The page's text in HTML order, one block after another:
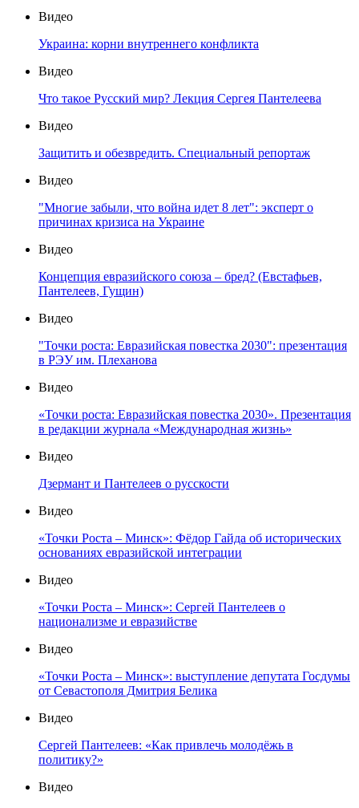
Видео
Украина: корни внутреннего конфликта
Видео
Что такое Русский мир? Лекция Сергея Пантелеева
Видео
Защитить и обезвредить. Специальный репортаж
Видео
"Многие забыли, что война идет 8 лет": эксперт о
причинах кризиса на Украине
Видео
Концепция евразийского союза – бред? (Евстафьев,
Пантелеев, Гущин)
Видео
"Точки роста: Евразийская повестка 2030": презентация
в РЭУ им. Плеханова
Видео
«Точки роста: Евразийская повестка 2030». Презентация
в редакции журнала «Международная жизнь»
Видео
Дзермант и Пантелеев о русскости
Видео
«Точки Роста – Минск»: Фёдор Гайда об исторических
основаниях евразийской интеграции
Видео
«Точки Роста – Минск»: Сергей Пантелеев о
национализме и евразийстве
Видео
«Точки Роста – Минск»: выступление депутата Госдумы
от Севастополя Дмитрия Белика
Видео
Сергей Пантелеев: «Как привлечь молодёжь в
политику?»
Видео